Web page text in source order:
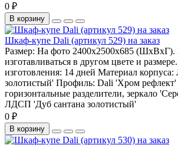
0 ₽
В корзину
Шкаф-купе Dali (артикул 529) на заказ
Размер: На фото 2400х2500х685
изготавливаться в другом цвете и размере.
изготовления: 14 дней Материал корпуса:
золотистый' Профиль: Dali 'Хром рефлект'
горизонтальные разделители, зеркало
ЛДСП 'Дуб сантана золотистый'
0 ₽
В корзину